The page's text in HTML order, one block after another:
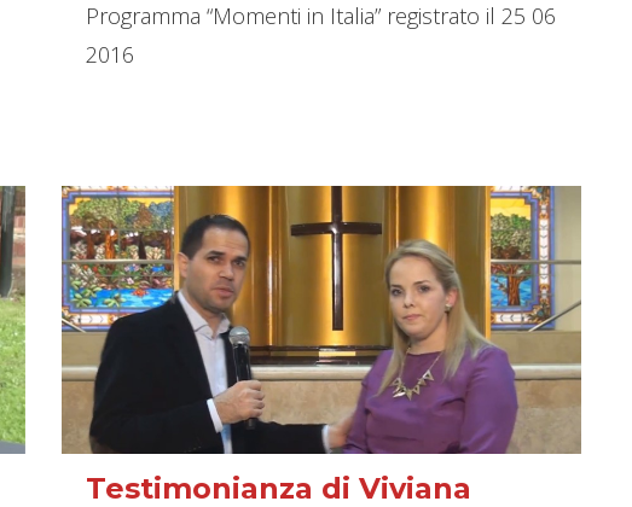
Programma “Momenti in Italia” registrato il 25 06
2016
Testimonianza di Viviana